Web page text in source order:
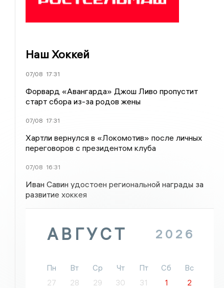
Наш Хоккей
07/08 17:31
Форвард «Авангарда» Джош Ливо пропустит
старт сбора из-за родов жены
07/08 17:31
Хартли вернулся в «Локомотив» после личных
переговоров с президентом клуба
07/08 16:31
Иван Савин удостоен региональной награды за
развитие хоккея
АВГУСТ 2026
Пн Вт Ср Чт Пт Сб
Вс
27
28 29 30 31 1
2